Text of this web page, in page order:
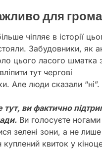
для
чіпляє в історії
Забудовники, як
цього ласого шматка
тут чергові
Але люди сказали “ні”.
тут, ви фактично
Ви голосуєте
зелені зони, а не лише
квиток у